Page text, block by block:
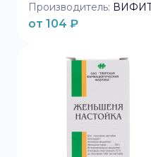
Производитель:
от 104 ₽